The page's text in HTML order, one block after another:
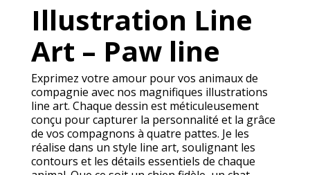
Illustration Line
Art – Paw line
Exprimez votre amour pour vos animaux de
compagnie avec nos magnifiques illustrations
line art. Chaque dessin est méticuleusement
conçu pour capturer la personnalité et la grâce
de vos compagnons à quatre pattes. Je les
réalise dans un style line art, soulignant les
contours et les détails essentiels de chaque